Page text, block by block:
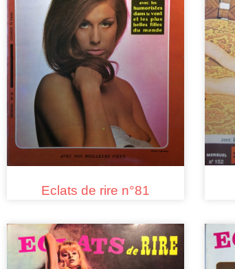
Eclats de rire n°81